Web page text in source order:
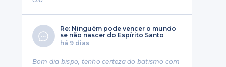
Re: Ninguém pode vencer o mundo
se não nascer do Espírito Santo
há 9 dias
Bom dia bispo, tenho certeza do batismo com